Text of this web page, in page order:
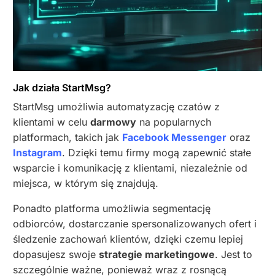
Jak działa StartMsg?
StartMsg umożliwia automatyzację czatów z
klientami w celudarmowy na popularnych
platformach, takich jak Facebook Messenger oraz
Instagram. Dzięki temu firmy mogą zapewnić stałe
wsparcie i komunikację z klientami, niezależnie od
miejsca, w którym się znajdują.
Ponadto platforma umożliwia segmentację
odbiorców, dostarczanie spersonalizowanych ofert i
śledzenie zachowań klientów, dzięki czemu lepiej
dopasujesz swojestrategie marketingowe. Jest to
szczególnie ważne, ponieważ wraz z rosnącą